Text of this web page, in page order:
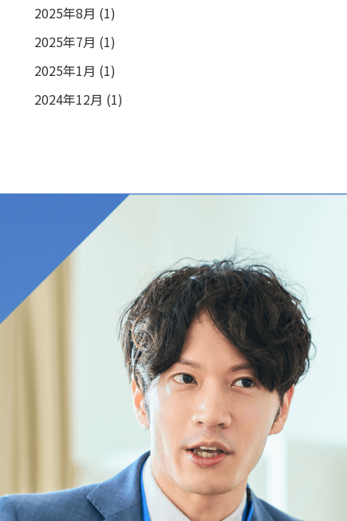
2025年8月 (1)
2025年7月 (1)
2025年1月 (1)
2024年12月 (1)